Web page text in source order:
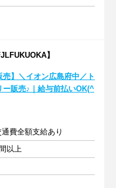
】
売】＼イオン広島府中／ト
ー販売♪｜給与前払いOK(^
費全額支給あり
以上